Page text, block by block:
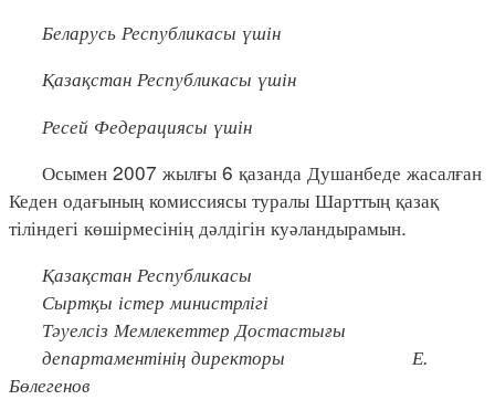
Беларусь Республикасы үшін
Қазақстан Республикасы үшін
Ресей Федерациясы үшін
Осымен 2007 жылғы 6 қазанда Душанбеде жасалған
Кеден одағының комиссиясы туралы Шарттың қазақ
тіліндегі көшірмесінің дәлдігін куәландырамын.
Қазақстан Республикасы
Сыртқы істер министрлігі
Тәуелсіз Мемлекеттер Достастығы
департаментінің директоры Е.
Бөлегенов